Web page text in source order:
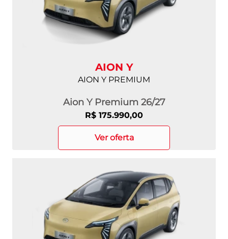
AION Y
AION Y PREMIUM
Aion Y Premium 26/27
R$ 175.990,00
ver oferta